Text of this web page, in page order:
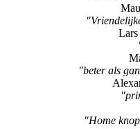
"beter als
"Home